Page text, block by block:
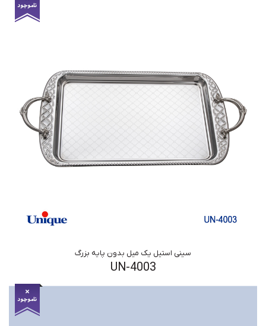
سینی استیل یک میل بدون پایه بزرگ
UN-4003